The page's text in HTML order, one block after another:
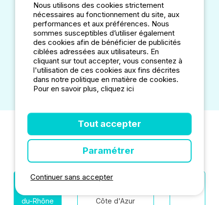
Moyens de paiement acceptés
Nos autres destinations camping
Villes
du-Rhône
Départements
Côte d'Azur
Continuer sans accepter
Nous utilisons des cookies strictement
nécessaires au fonctionnement du site, aux
performances et aux préférences. Nous
sommes susceptibles d’utiliser également
des cookies afin de bénéficier de publicités
ciblées adressées aux utilisateurs. En
cliquant sur tout accepter, vous consentez à
l'utilisation de ces cookies aux fins décrites
dans notre politique en matière de cookies.
Pour en savoir plus, cliquez ici
Tout accepter
Paramétrer